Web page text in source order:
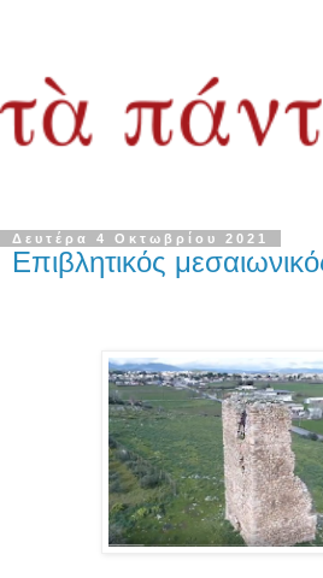
Δευτέρα 4 Οκτωβρίου 2021
Επιβλητικός